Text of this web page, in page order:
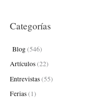
c
p
o
r
Categorías
Blog(546)
Artículos(22)
Entrevistas(55)
Ferias(1)